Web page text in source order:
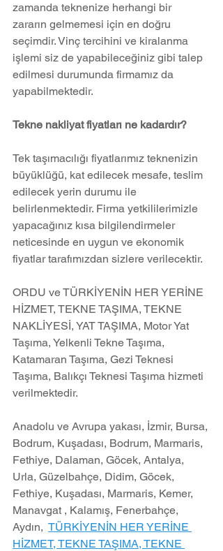
zamanda teknenize herhangi bir
zararın gelmemesi için en doğru
seçimdir. Vinç tercihini ve kiralanma
işlemi siz de yapabileceğiniz gibi talep
edilmesi durumunda firmamız da
yapabilmektedir.
Tekne nakliyat fiyatları ne kadardır?
Tek taşımacılığı fiyatlarımız teknenizin
büyüklüğü, kat edilecek mesafe, teslim
edilecek yerin durumu ile
belirlenmektedir. Firma yetkililerimizle
yapacağınız kısa bilgilendirmeler
neticesinde en uygun ve ekonomik
fiyatlar tarafımızdan sizlere verilecektir.
ORDU ve TÜRKİYENİN HER YERİNE
HİZMET, TEKNE TAŞIMA, TEKNE
NAKLİYESİ, YAT TAŞIMA, Motor Yat
Taşıma, Yelkenli Tekne Taşıma,
Katamaran Taşıma, Gezi Teknesi
Taşıma, Balıkçı Teknesi Taşıma hizmeti
verilmektedir.
Anadolu ve Avrupa yakası, İzmir, Bursa,
Bodrum, Kuşadası, Bodrum, Marmaris,
Fethiye, Dalaman, Göcek, Antalya,
Urla, Güzelbahçe, Didim, Göcek,
Fethiye, Kuşadası, Marmaris, Kemer,
Manavgat , Kalamış, Fenerbahçe,
Aydın, TÜRKİYENİN HER YERİNE
HİZMET, TEKNE TAŞIMA, TEKNE